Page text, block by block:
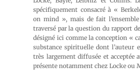
spécifiquement consacré à «
on mind », mais de fait l’ensemble
traversé par la question du rapport
désigné ici comme la conception «
substance spirituelle dont l’auteur
très largement diffusée et acceptée
présente notamment chez Locke ou